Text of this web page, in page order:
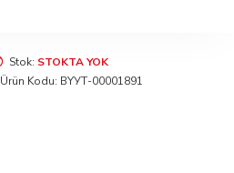
Stok: STOKTA YOK
Ürün Kodu: BYУТ-00001891